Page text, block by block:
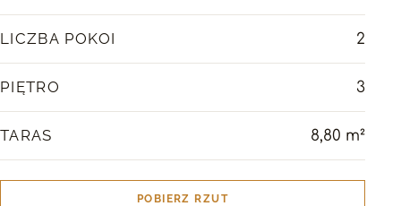
LICZBA POKOI 2
PIĘTRO 3
TARAS 8,80 m²
POBIERZ RZUT